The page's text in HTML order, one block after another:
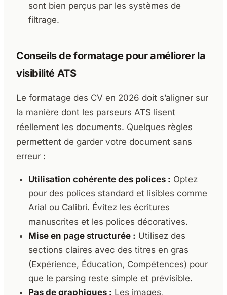
sont bien perçus par les systèmes de
filtrage.
Conseils de formatage pour améliorer la
visibilité ATS
Le formatage des CV en 2026 doit s’aligner sur
la manière dont les parseurs ATS lisent
réellement les documents. Quelques règles
permettent de garder votre document sans
erreur :
Utilisation cohérente des polices : Optez
pour des polices standard et lisibles comme
Arial ou Calibri. Évitez les écritures
manuscrites et les polices décoratives.
Mise en page structurée : Utilisez des
sections claires avec des titres en gras
(Expérience, Éducation, Compétences) pour
que le parsing reste simple et prévisible.
Pas de graphiques : Les images,